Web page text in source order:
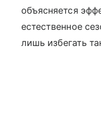
объясняется
естественное
лишь избегать